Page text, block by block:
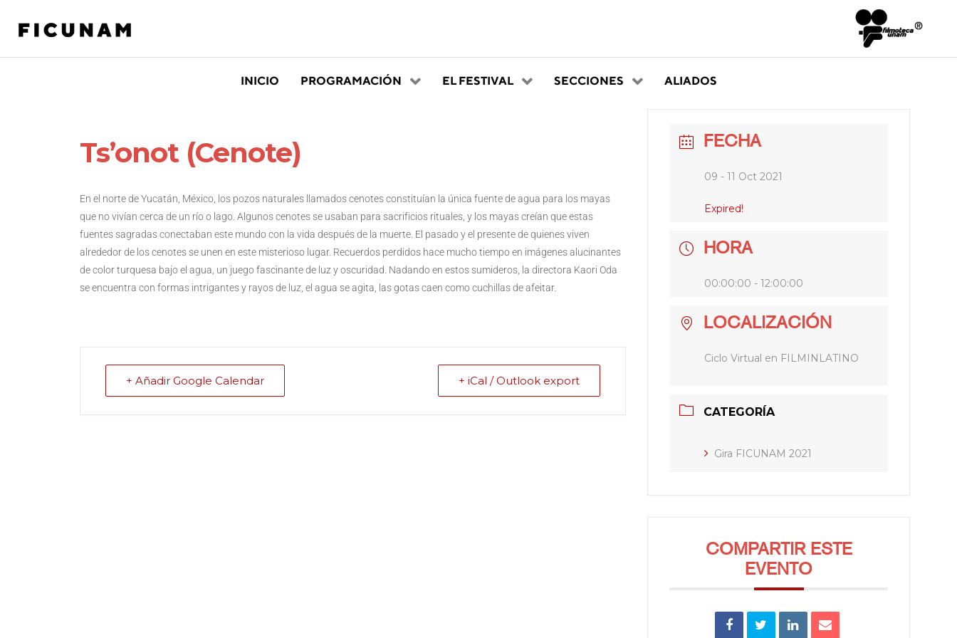
INICIO PROGRAMACIÓN EL FESTIVAL SECCIONES ALIADOS
Ts’onot (Cenote)
En el norte de Yucatán, México, los pozos naturales llamados cenotes constituían la única fuente de agua para los mayas
que no vivían cerca de un río o lago. Algunos cenotes se usaban para sacrificios rituales, y los mayas creían que estas
fuentes sagradas conectaban este mundo con la vida después de la muerte. El pasado y el presente de quienes viven
alrededor de los cenotes se unen en este misterioso lugar. Recuerdos perdidos hace mucho tiempo en imágenes alucinantes
de color turquesa bajo el agua, un juego fascinante de luz y oscuridad. Nadando en estos sumideros, la directora Kaori Oda
se encuentra con formas intrigantes y rayos de luz, el agua se agita, las gotas caen como cuchillas de afeitar.
+ Añadir Google Calendar + iCal / Outlook export
FECHA
09 - 11 Oct 2021
Expired!
HORA
00:00:00 - 12:00:00
LOCALIZACIÓN
Ciclo Virtual en FILMINLATINO
CATEGORÍA
Gira FICUNAM 2021
COMPARTIR ESTE
EVENTO